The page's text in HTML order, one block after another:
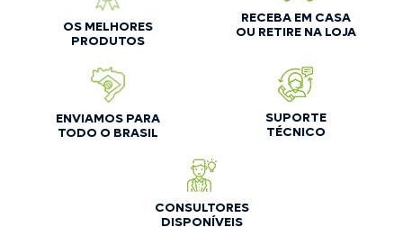
OS MELHORES
PRODUTOS
RECEBA EM CASA
OU RETIRE NA LOJA
ENVIAMOS PARA
TODO O BRASIL
SUPORTE
TÉCNICO
CONSULTORES
DISPONÍVEIS